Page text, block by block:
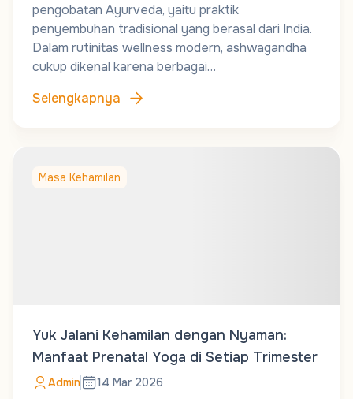
pengobatan Ayurveda, yaitu praktik
penyembuhan tradisional yang berasal dari India.
Dalam rutinitas wellness modern, ashwagandha
cukup dikenal karena berbagai…
Selengkapnya
Masa Kehamilan
Yuk Jalani Kehamilan dengan Nyaman:
Manfaat Prenatal Yoga di Setiap Trimester
Admin 14 Mar 2026